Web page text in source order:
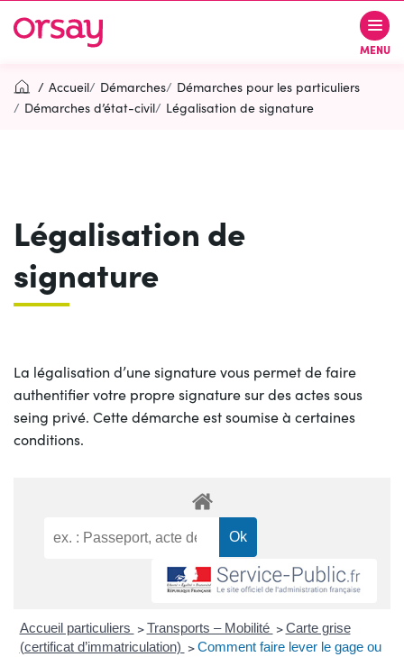
navigation
au
au
page
Ville d’Orsay MENU
Contactez-nous Accessibilité
Accueil Démarches
Démarches pour les particuliers
Démarches d’état-civil
Légalisation de signature
Légalisation de
signature
La légalisation d’une signature vous permet de faire
authentifier votre propre signature sur des actes sous
seing privé. Cette démarche est soumise à certaines
conditions.
Accueil particuliers > Transports – Mobilité > Carte grise
(certificat d’immatriculation) > Comment faire lever le gage ou